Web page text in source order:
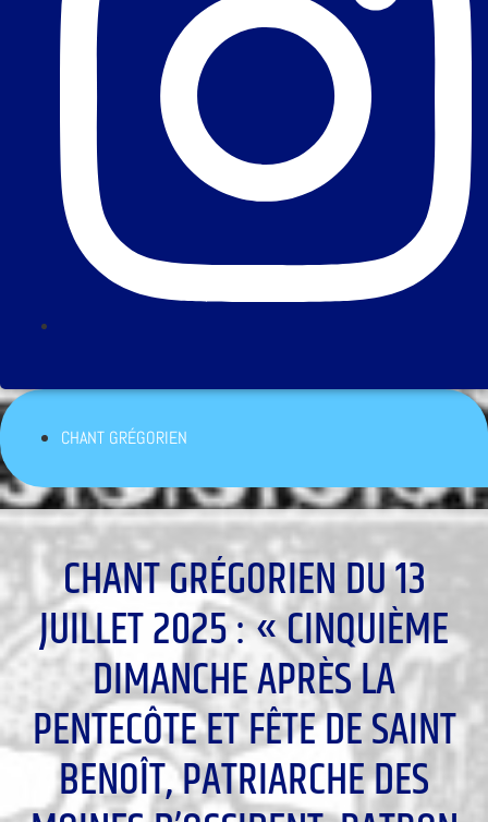
CHANT GRÉGORIEN
CHANT GRÉGORIEN DU 13
JUILLET 2025 : « CINQUIÈME
DIMANCHE APRÈS LA
PENTECÔTE ET FÊTE DE SAINT
BENOÎT, PATRIARCHE DES